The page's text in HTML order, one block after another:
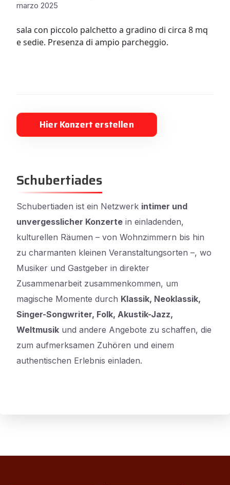
marzo 2025
sala con piccolo palchetto a gradino di circa 8 mq
e sedie. Presenza di ampio parcheggio.
Hier Konzert erstellen
Schubertiades
Schubertiaden ist ein Netzwerk intimer und
unvergesslicher Konzerte in einladenden,
kulturellen Räumen – von Wohnzimmern bis hin
zu charmanten kleinen Veranstaltungsorten –, wo
Musiker und Gastgeber in direkter
Zusammenarbeit zusammenkommen, um
magische Momente durch Klassik, Neoklassik,
Singer-Songwriter, Folk, Akustik-Jazz,
Weltmusik und andere Angebote zu schaffen, die
zum aufmerksamen Zuhören und einem
authentischen Erlebnis einladen.